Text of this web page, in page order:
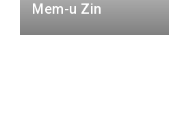
Mem-u Zin